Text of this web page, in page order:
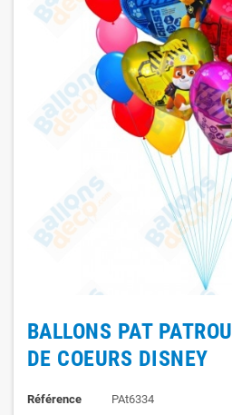
BALLONS PAT
DE COEURS DISNEY
Référence
PAt6334